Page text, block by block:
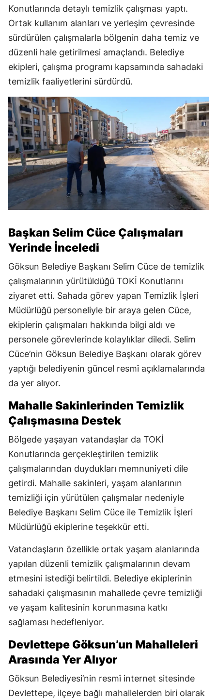
Konutlarında detaylı temizlik çalışması yaptı.
Ortak kullanım alanları ve yerleşim çevresinde
sürdürülen çalışmalarla bölgenin daha temiz ve
düzenli hale getirilmesi amaçlandı. Belediye
ekipleri, çalışma programı kapsamında sahadaki
temizlik faaliyetlerini sürdürdü.
Başkan Selim Cüce Çalışmaları
Yerinde İnceledi
Göksun Belediye Başkanı Selim Cüce de temizlik
çalışmalarının yürütüldüğü TOKİ Konutlarını
ziyaret etti. Sahada görev yapan Temizlik İşleri
Müdürlüğü personeliyle bir araya gelen Cüce,
ekiplerin çalışmaları hakkında bilgi aldı ve
personele görevlerinde kolaylıklar diledi. Selim
Cüce’nin Göksun Belediye Başkanı olarak görev
yaptığı belediyenin güncel resmî açıklamalarında
da yer alıyor.
Mahalle Sakinlerinden Temizlik
Çalışmasına Destek
Bölgede yaşayan vatandaşlar da TOKİ
Konutlarında gerçekleştirilen temizlik
çalışmalarından duydukları memnuniyeti dile
getirdi. Mahalle sakinleri, yaşam alanlarının
temizliği için yürütülen çalışmalar nedeniyle
Belediye Başkanı Selim Cüce ile Temizlik İşleri
Müdürlüğü ekiplerine teşekkür etti.
Vatandaşların özellikle ortak yaşam alanlarında
yapılan düzenli temizlik çalışmalarının devam
etmesini istediği belirtildi. Belediye ekiplerinin
sahadaki çalışmasının mahallede çevre temizliği
ve yaşam kalitesinin korunmasına katkı
sağlaması hedefleniyor.
Devlettepe Göksun’un Mahalleleri
Arasında Yer Alıyor
Göksun Belediyesi’nin resmî internet sitesinde
Devlettepe, ilçeye bağlı mahallelerden biri olarak